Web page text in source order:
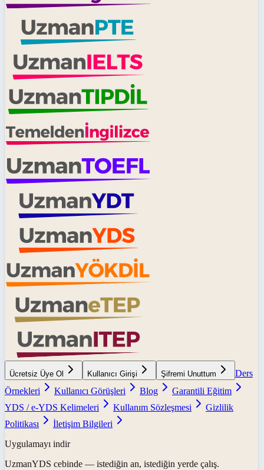
Ücretsiz Üye Ol Kullanıcı Girişi Şifremi Unuttum
Ders
Örnekleri
Kullanıcı Görüşleri Blog
Garantili Eğitim
YDS / e-YDS Kelimeleri
Kullanım Sözleşmesi
Gizlilik
Politikası
İletişim Bilgileri
Uygulamayı indir
UzmanYDS cebinde — istediğin an, istediğin yerde çalış.